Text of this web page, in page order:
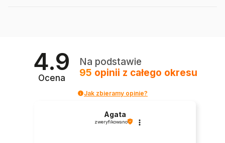
4.9
Ocena
Na podstawie
95 opinii z całego okresu
Jak zbieramy opinie?
Agata
zweryfikowano